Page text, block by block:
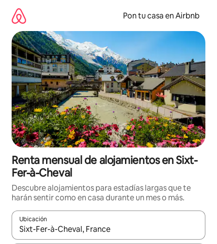
contenido
Pon tu casa en Airbnb
Renta mensual de alojamientos en Sixt-
Fer-à-Cheval
Descubre alojamientos para estadías largas que te
harán sentir como en casa durante un mes o más.
Ubicación
Cuando los resultados estén disponibles, navega con las